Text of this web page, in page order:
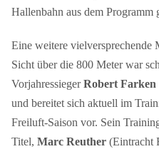
Hallenbahn aus dem Programm
Eine weitere
Sicht über die 800 Meter war
VorjahressiegerRobert Farken
und bereitet sich aktuell im
Freiluft-Saison vor. Sein
Titel, Marc Reuther(Eintracht